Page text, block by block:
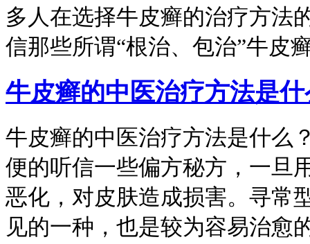
多人在选择牛皮癣的治疗方法
信那些所谓“根治、包治”牛皮
牛皮癣的中医治疗方法是什
牛皮癣的中医治疗方法是什么
便的听信一些偏方秘方，一旦
恶化，对皮肤造成损害。寻常
见的一种，也是较为容易治愈